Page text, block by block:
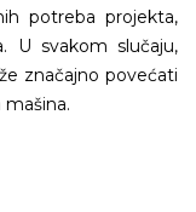
potreba projekta,
U svakom slučaju,
značajno povećati